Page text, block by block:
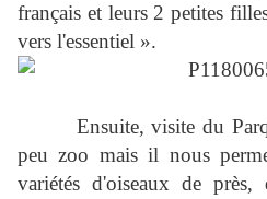
français et leurs 2 petites
vers l'essentiel ».
Ensuite, visite du
peu zoo mais il nous
variétés d'oiseaux de près,